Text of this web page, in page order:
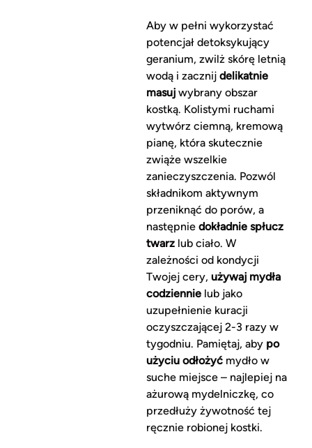
Aby w pełni wykorzystać
potencjał detoksykujący
geranium, zwilż skórę letnią
wodą i zacznij delikatnie
masujwybrany obszar
kostką. Kolistymi ruchami
wytwórz ciemną, kremową
pianę, która skutecznie
zwiąże wszelkie
zanieczyszczenia. Pozwól
składnikom aktywnym
przeniknąć do porów, a
następnie dokładnie spłucz
twarzlub ciało. W
zależności od kondycji
Twojej cery, używaj mydła
codziennielub jako
uzupełnienie kuracji
oczyszczającej 2-3 razy w
tygodniu. Pamiętaj, aby po
użyciu odłożyćmydło w
suche miejsce – najlepiej na
ażurową mydelniczkę, co
przedłuży żywotność tej
ręcznie robionej kostki.